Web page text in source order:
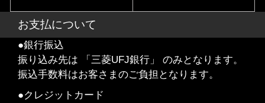
お支払について
●銀行振込
振り込み先は 「三菱UFJ銀行」 のみとなります。
振込手数料はお客さまのご負担となります。
●クレジットカード